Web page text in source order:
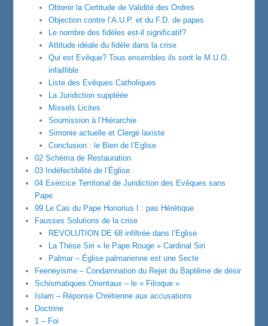
Obtenir la Certitude de Validité des Ordres
Objection contre l’A.U.P. et du F.D. de papes
Le nombre des fidèles est-il significatif?
Attitude idéale du fidèle dans la crise
Qui est Evêque? Tous ensembles ils sont le M.U.O.
infaillible
Liste des Evêques Catholiques
La Juridiction suppléée
Missels Licites
Soumission à l’Hiérarchie
Simonie actuelle et Clergé laxiste
Conclusion : le Bien de l’Eglise
02 Schéma de Restauration
03 Indéfectibilité de l’Église
04 Exercice Territorial de Juridiction des Evêques sans
Pape
99 Le Cas du Pape Honorius I : pas Hérétique
Fausses Solutions de la crise
REVOLUTION DE 68 infiltrée dans l’Eglise
La Thèse Siri « le Pape Rouge » Cardinal Siri
Palmar – Église palmarienne est une Secte
Feeneyisme – Condamnation du Rejet du Baptême de désir
Schismatiques Orientaux – le « Filioque »
Islam – Réponse Chrétienne aux accusations
Doctrine
1 – Foi